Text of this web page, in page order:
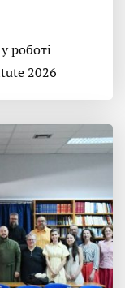
роботі
2026